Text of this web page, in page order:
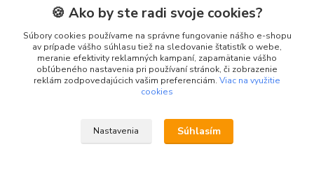
+421 911 010 560
Po-Pia, 13-17 hod.
info@presmartfon.sk
🍪 Ako by ste radi svoje cookies?
Súbory cookies používame na správne fungovanie nášho e-shopu
av prípade vášho súhlasu tiež na sledovanie štatistík o webe,
meranie efektivity reklamných kampaní, zapamätanie vášho
obľúbeného nastavenia pri používaní stránok, či zobrazenie
reklám zodpovedajúcich vašim preferenciám. Viac na využitie
cookies
Nastavenia Súhlasím